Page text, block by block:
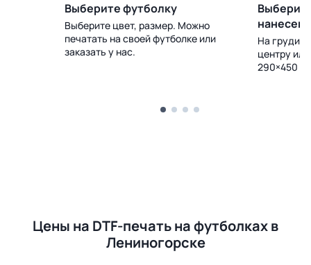
Выберите футболку
Выберите цвет, размер. Можно
печатать на своей футболке или
заказать у нас.
На груди,
центру
290×450
Цены на DTF-печать на футболках в
Лениногорске